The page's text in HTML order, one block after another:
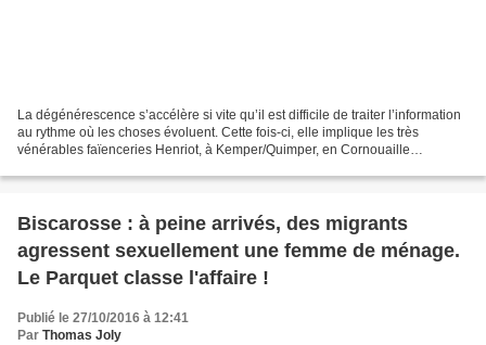
La dégénérescence s’accélère si vite qu’il est difficile de traiter l’information
au rythme où les choses évoluent. Cette fois-ci, elle implique les très
vénérables faïenceries Henriot, à Kemper/Quimper, en Cornouaille
Biscarosse : à peine arrivés, des migrants
agressent sexuellement une femme de ménage.
Le Parquet classe l'affaire !
Publié le 27/10/2016 à 12:41
Par Thomas Joly